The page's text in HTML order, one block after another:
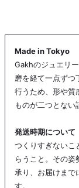
Made in Tokyo
Gakhのジュエリ
磨を経て一点ずつ
行うため、形や質
ものが二つとない
発送時期について
つくりすぎないこ
らうこと。その
承り、お届けまで
す。